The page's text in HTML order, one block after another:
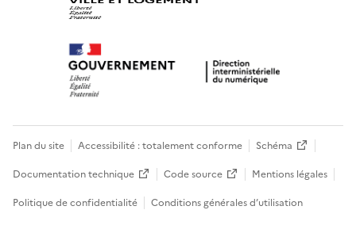
Plan du site Accessibilité : totalement conforme
Schéma
Documentation technique
Code source
Mentions légales
Politique de confidentialité
Conditions générales d’utilisation